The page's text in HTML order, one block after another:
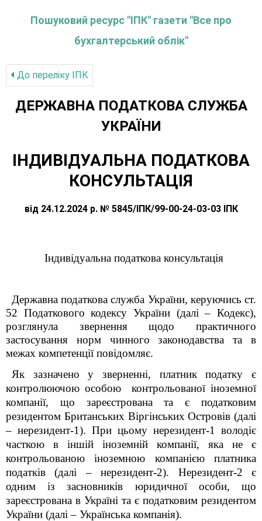
Пошуковий ресурс "ІПК" газети "Все про
бухгалтерський облік"
До переліку IПК
ДЕРЖАВНА ПОДАТКОВА СЛУЖБА
УКРАЇНИ
ІНДИВІДУАЛЬНА ПОДАТКОВА
КОНСУЛЬТАЦІЯ
від 24.12.2024 р. № 5845/ІПК/99-00-24-03-03 ІПК
Індивідуальна податкова консультація
Державна податкова служба України, керуючись ст.
52 Податкового кодексу України (далі – Кодекс),
розглянула звернення щодо практичного
застосування норм чинного законодавства та в
межах компетенції повідомляє.
Як зазначено у зверненні, платник податку є
контролюючою особою контрольованої іноземної
компанії, що зареєстрована та є податковим
резидентом Британських Віргінських Островів (далі
– нерезидент-1). При цьому нерезидент-1 володіє
часткою в іншій іноземній компанії, яка не є
контрольованою іноземною компанією платника
податків (далі – нерезидент-2). Нерезидент-2 є
одним із засновників юридичної особи, що
зареєстрована в Україні та є податковим резидентом
України (далі – Українська компанія).